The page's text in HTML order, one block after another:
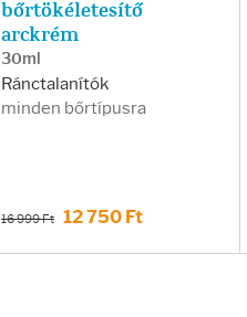
bőrtökéletesítő
arckrém
30ml
Ránctalanítók
minden bőrtípusra
16 999 Ft 12 750 Ft